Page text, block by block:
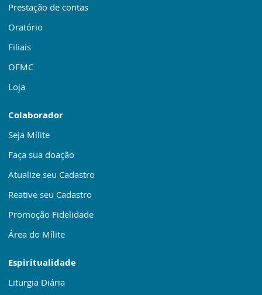
Prestação de contas
Oratório
Filiais
OFMC
Loja
Colaborador
Seja Mílite
Faça sua doação
Atualize seu Cadastro
Reative seu Cadastro
Promoção Fidelidade
Área do Mílite
Espiritualidade
Liturgia Diária